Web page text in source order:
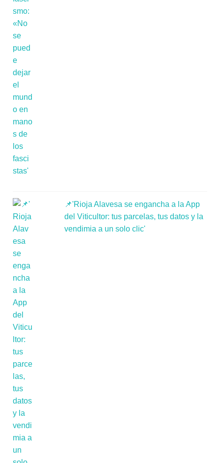
📌'Rioja Alavesa se engancha a la App
del Viticultor: tus parcelas, tus datos y la
vendimia a un solo clic'